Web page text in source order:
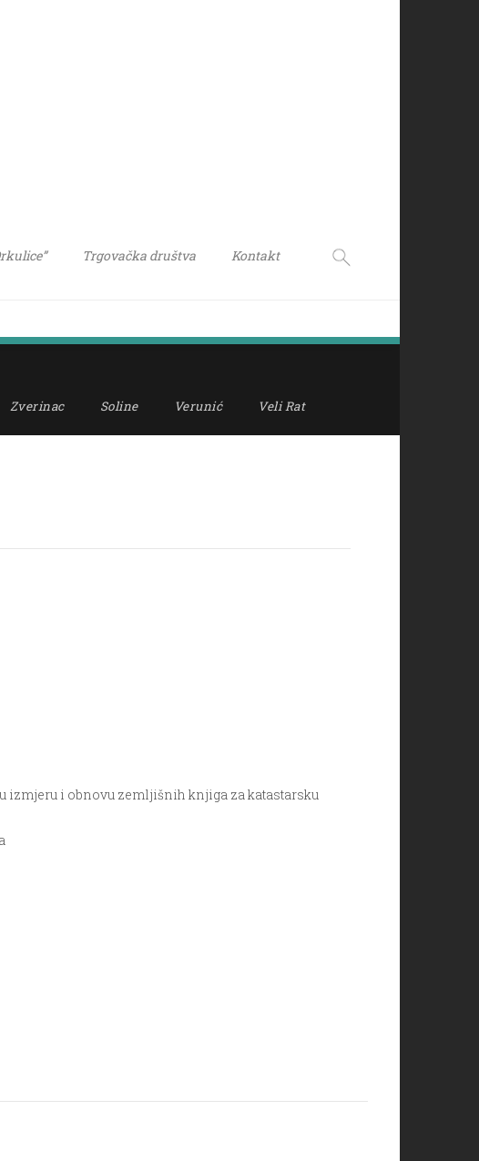
Trgovačka društva Kontakt
Zverinac Soline Verunić Veli Rat
izmjeru i obnovu zemljišnih knjiga za katastarsku